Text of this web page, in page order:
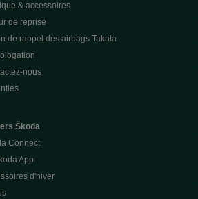
& accessoires
de reprise
de rappel des airbags Takata
nous
Škoda
Connect
App
d'hiver